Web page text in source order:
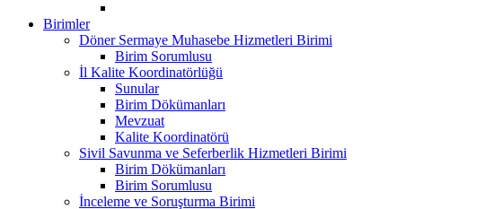
Birimler
Döner Sermaye Muhasebe Hizmetleri Birimi
Birim Sorumlusu
İl Kalite Koordinatörlüğü
Sunular
Birim Dökümanları
Mevzuat
Kalite Koordinatörü
Sivil Savunma ve Seferberlik Hizmetleri Birimi
Birim Dökümanları
Birim Sorumlusu
İnceleme ve Soruşturma Birimi